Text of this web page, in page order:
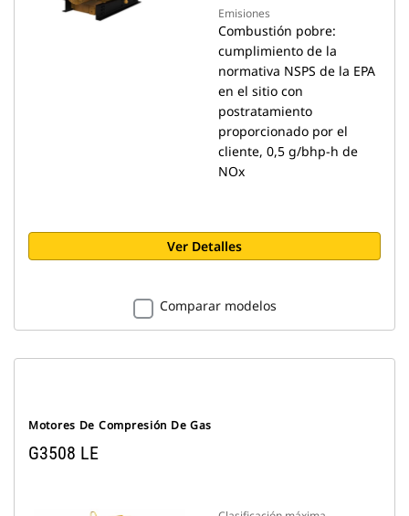
Emisiones
Combustión pobre:
cumplimiento de la
normativa NSPS de la EPA
en el sitio con
postratamiento
proporcionado por el
cliente, 0,5 g/bhp-h de
NOx
Ver Detalles
Comparar modelos
Motores De Compresión De Gas
G3508 LE